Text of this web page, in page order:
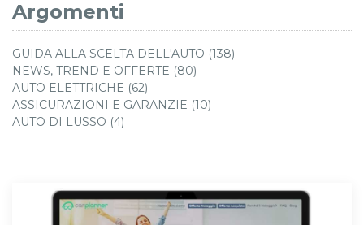
Argomenti
GUIDA ALLA SCELTA DELL'AUTO (138)
NEWS, TREND E OFFERTE (80)
AUTO ELETTRICHE (62)
ASSICURAZIONI E GARANZIE (10)
AUTO DI LUSSO (4)